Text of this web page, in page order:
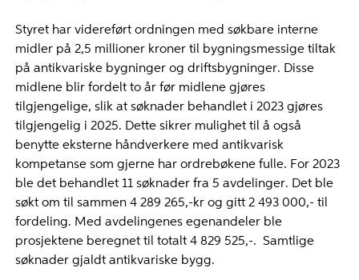
Styret har videreført ordningen med søkbare interne
midler på 2,5 millioner kroner til bygningsmessige tiltak
på antikvariske bygninger og driftsbygninger. Disse
midlene blir fordelt to år før midlene gjøres
tilgjengelige, slik at søknader behandlet i 2023 gjøres
tilgjengelig i 2025. Dette sikrer mulighet til å også
benytte eksterne håndverkere med antikvarisk
kompetanse som gjerne har ordrebøkene fulle. For 2023
ble det behandlet 11 søknader fra 5 avdelinger. Det ble
søkt om til sammen 4 289 265,-kr og gitt 2 493 000,- til
fordeling. Med avdelingenes egenandeler ble
prosjektene beregnet til totalt 4 829 525,-. Samtlige
søknader gjaldt antikvariske bygg.